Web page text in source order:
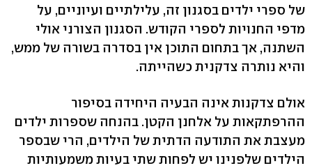
של ספרי ילדים בסגנון זה, עלילתיים ועיוניים, על
מדפי החנויות לספרי הקודש. הסגנון הצורני אולי
השתנה, אך בתחום התוכן אין בסדרה בשורה של ממש,
והיא נותרה צדקנית כשהייתה.
אולם צדקנות אינה הבעיה היחידה בסיפור
ההרפתקאות על אלחנן הקטן. בהנחה שספרות ילדים
מעצבת את התודעה הדתית של הילדים, הרי שבספר
הילדים שלפנינו יש לפחות שתי בעיות משמעותיות